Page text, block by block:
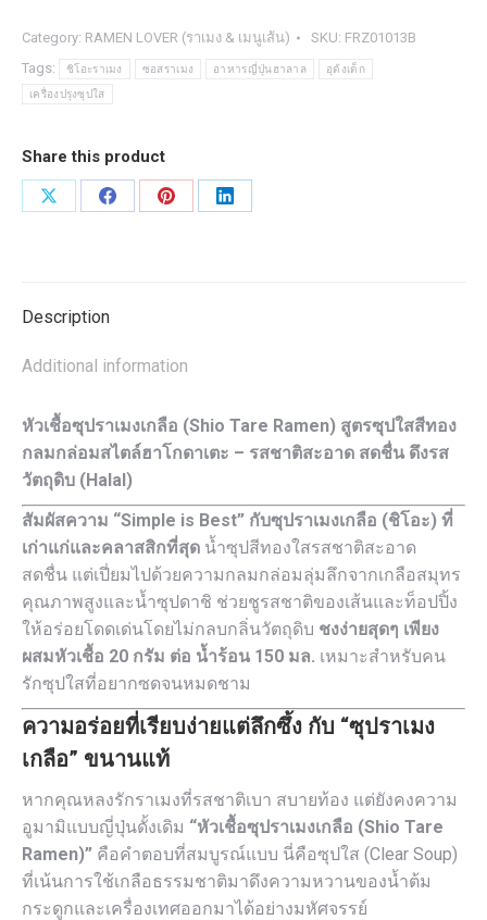
ซุป
เกลือ
200
quantity
Category: RAMEN LOVER (ราเมง & เมนูเส้น) SKU: FRZ01013B
Tags:
ชิโอะราเมง ซอสราเมง อาหารญี่ปุ่นฮาลาล อุด้งเด็ก
เครื่องปรุงซุปใส
Share this product
Share
Share
Share
Share
Description
Additional information
หัวเชื้อซุปราเมงเกลือ (Shio Tare Ramen) สูตรซุปใสสีทอง
กลมกล่อมสไตล์ฮาโกดาเตะ – รสชาติสะอาด สดชื่น ดึงรส
วัตถุดิบ (Halal)
สัมผัสความ “Simple is Best” กับซุปราเมงเกลือ (ชิโอะ) ที่
เก่าแก่และคลาสสิกที่สุด น้ำซุปสีทองใสรสชาติสะอาด
สดชื่น แต่เปี่ยมไปด้วยความกลมกล่อมลุ่มลึกจากเกลือสมุทร
คุณภาพสูงและน้ำซุปดาชิ ช่วยชูรสชาติของเส้นและท็อปปิ้ง
ให้อร่อยโดดเด่นโดยไม่กลบกลิ่นวัตถุดิบ ชงง่ายสุดๆ เพียง
ผสมหัวเชื้อ 20 กรัม ต่อ น้ำร้อน 150 มล. เหมาะสำหรับคน
รักซุปใสที่อยากซดจนหมดชาม
ความอร่อยที่เรียบง่ายแต่ลึกซึ้ง กับ “ซุปราเมง
เกลือ” ขนานแท้
หากคุณหลงรักราเมงที่รสชาติเบา สบายท้อง แต่ยังคงความ
อูมามิแบบญี่ปุ่นดั้งเดิม “หัวเชื้อซุปราเมงเกลือ (Shio Tare
Ramen)” คือคำตอบที่สมบูรณ์แบบ นี่คือซุปใส (Clear Soup)
ที่เน้นการใช้เกลือธรรมชาติมาดึงความหวานของน้ำต้ม
กระดูกและเครื่องเทศออกมาได้อย่างมหัศจรรย์